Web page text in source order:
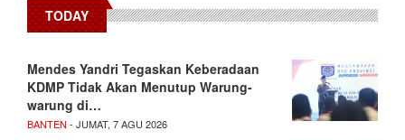
TODAY
Mendes Yandri Tegaskan Keberadaan
KDMP Tidak Akan Menutup Warung-
warung di…
BANTEN - JUMAT, 7 AGU 2026